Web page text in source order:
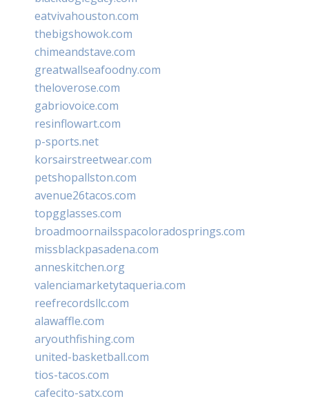
eatvivahouston.com
thebigshowok.com
chimeandstave.com
greatwallseafoodny.com
theloverose.com
gabriovoice.com
resinflowart.com
p-sports.net
korsairstreetwear.com
petshopallston.com
avenue26tacos.com
topgglasses.com
broadmoornailsspacoloradosprings.com
missblackpasadena.com
anneskitchen.org
valenciamarketytaqueria.com
reefrecordsllc.com
alawaffle.com
aryouthfishing.com
united-basketball.com
tios-tacos.com
cafecito-satx.com